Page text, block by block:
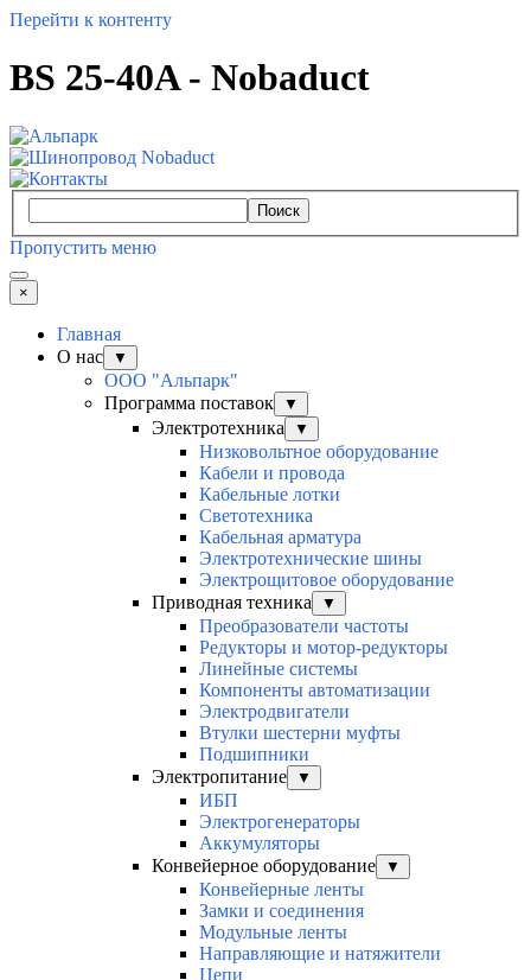
Перейти к контенту
BS 25-40A - Nobaduct
Поиск
Пропустить меню
×
Главная
О нас
▼
ООО "Альпарк"
Программа поставок
▼
Электротехника ▼
Низковольтное оборудование
Кабели и провода
Кабельные лотки
Светотехника
Кабельная арматура
Электротехнические шины
Электрощитовое оборудование
Приводная техника
▼
Преобразователи частоты
Редукторы и мотор-редукторы
Линейные системы
Компоненты автоматизации
Электродвигатели
Втулки шестерни муфты
Подшипники
Электропитание
▼
ИБП
Электрогенераторы
Аккумуляторы
Конвейерное оборудование
▼
Конвейерные ленты
Замки и соединения
Модульные ленты
Направляющие и натяжители
Цепи